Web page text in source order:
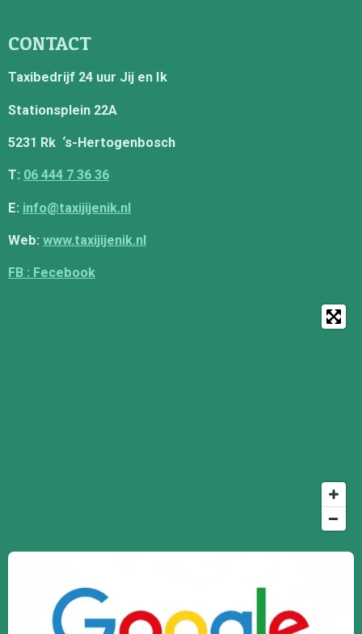
CONTACT
Taxibedrijf 24 uur Jij en Ik
Stationsplein 22A
5231 Rk ‘s-Hertogenbosch
T: 06 444 7 36 36
E: info@taxijijenik.nl
Web: www.taxijijenik.nl
FB : Fecebook